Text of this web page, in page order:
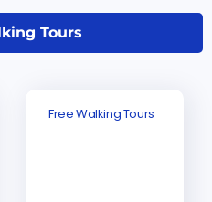
Tours
Free Walking Tours